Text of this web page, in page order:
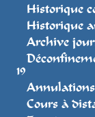
Historique
Historique
Archive
19
Annulations
Cours à